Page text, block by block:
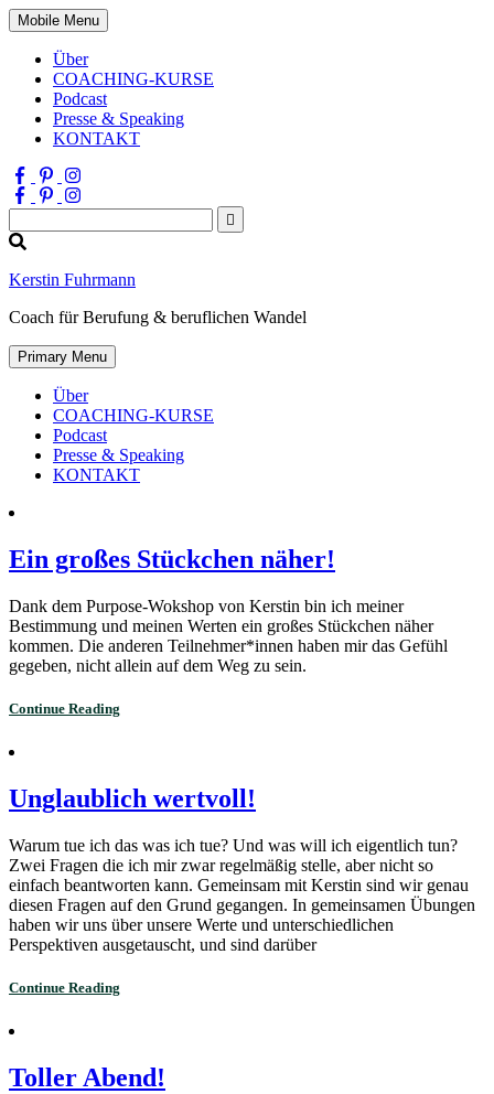
Mobile Menu
Über
COACHING-KURSE
Podcast
Presse & Speaking
KONTAKT
Suchen
nach:
Kerstin Fuhrmann
Coach für Berufung & beruflichen Wandel
Primary Menu
Über
COACHING-KURSE
Podcast
Presse & Speaking
KONTAKT
Skip
content
Ein großes Stückchen näher!
Dank dem Purpose-Wokshop von Kerstin bin ich meiner
Bestimmung und meinen Werten ein großes Stückchen näher
kommen. Die anderen Teilnehmer*innen haben mir das Gefühl
gegeben, nicht allein auf dem Weg zu sein.
Continue Reading
Unglaublich wertvoll!
Warum tue ich das was ich tue? Und was will ich eigentlich tun?
Zwei Fragen die ich mir zwar regelmäßig stelle, aber nicht so
einfach beantworten kann. Gemeinsam mit Kerstin sind wir genau
diesen Fragen auf den Grund gegangen. In gemeinsamen Übungen
haben wir uns über unsere Werte und unterschiedlichen
Perspektiven ausgetauscht, und sind darüber
Continue Reading
Toller Abend!